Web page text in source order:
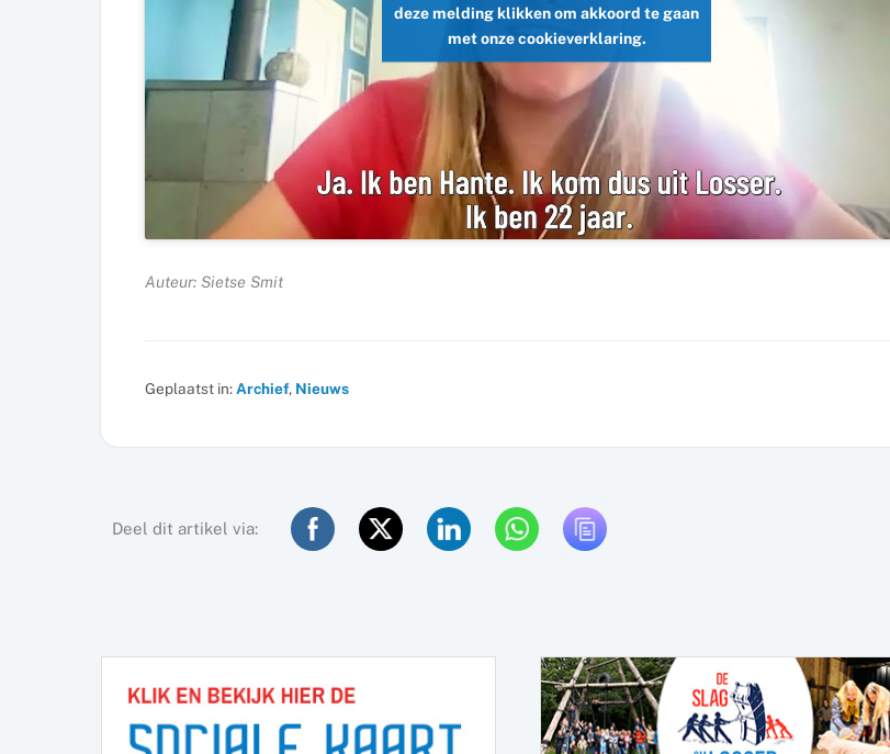
deze melding klikken om akkoord te gaan
met onze cookieverklaring.
Auteur: Sietse Smit
Geplaatst in: Archief, Nieuws
Deel dit artikel via: